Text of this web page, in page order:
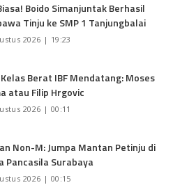
Boido Simanjuntak Berhasil
Tinju ke SMP 1 Tanjungbalai
2026 | 19:23
Berat IBF Mendatang: Moses
atau Filip Hrgovic
2026 | 00:11
Non-M: Jumpa Mantan Petinju di
Pancasila Surabaya
2026 | 00:15